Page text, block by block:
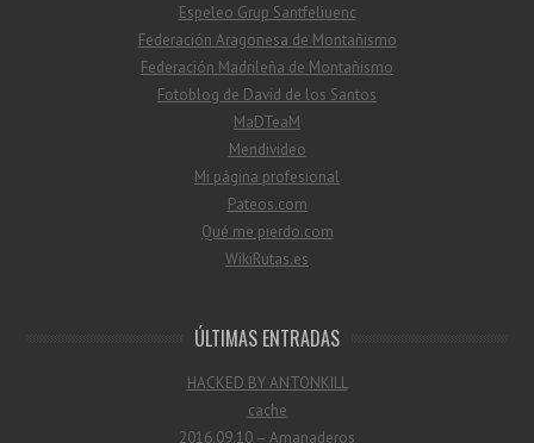
Espeleo Grup Santfeliuenc
Federación Aragonesa de Montañismo
Federación Madrileña de Montañismo
Fotoblog de David de los Santos
MaDTeaM
Mendivideo
Mi página profesional
Pateos.com
Qué me pierdo.com
WikiRutas.es
ÚLTIMAS ENTRADAS
HACKED BY ANTONKILL
cache
2016.09.10 – Amanaderos